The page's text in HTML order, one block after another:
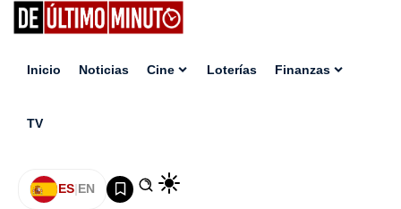
Inicio Noticias Cine Loterías Finanzas
TV
ES|EN